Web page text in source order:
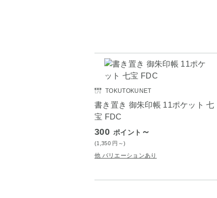
TOKUTOKUNET
書き置き 御朱印帳 11ポケット 七
宝 FDC
300 ポイント ～
(1,350 円 ～)
他 バリエーションあり